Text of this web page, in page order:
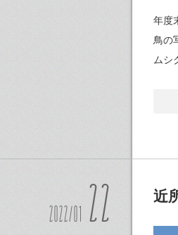
年度
鳥の
ムシ
近
2022/01 22